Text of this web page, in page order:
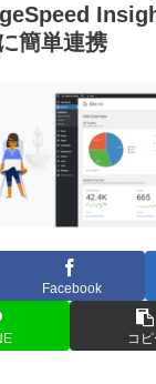
簡単連携
Facebook
コ